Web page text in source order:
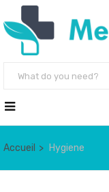
Accueil Hygiene